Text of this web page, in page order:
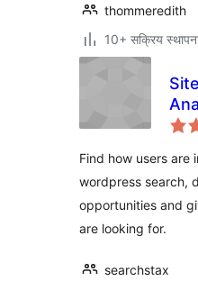
thommeredith
10+ सक्रिय
Find how users are
wordpress search,
opportunities and
are looking for.
searchstax